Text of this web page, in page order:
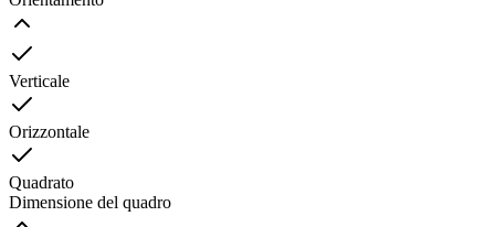
Verticale
Orizzontale
Quadrato
Dimensione del quadro